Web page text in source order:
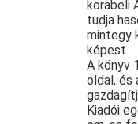
korabeli
tudja
mintegy
képest.
A könyv
oldal,
Kiadói